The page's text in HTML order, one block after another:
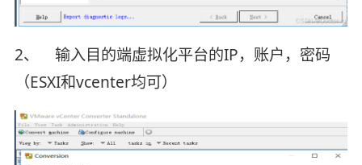
2、 输入目的端虚拟化平台的IP，账户，密码
（ESXI和vcenter均可）